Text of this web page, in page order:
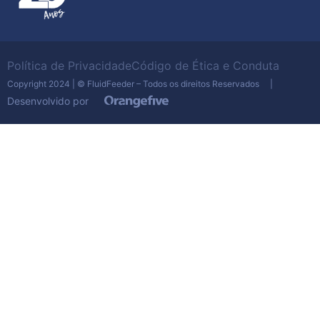
Política de PrivacidadeCódigo de Ética e Conduta
Copyright 2024 | © FluidFeeder – Todos os direitos Reservados |
Desenvolvido por